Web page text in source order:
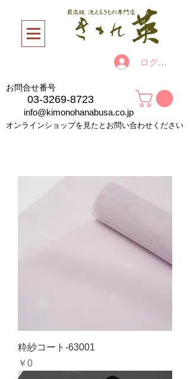
ログイン
お問合せ番号
03-3269-8723
info@kimonohanabusa.co.jp
オンラインショップを見たとお問い合わせください
粋紗コート-63001
価格
￥0